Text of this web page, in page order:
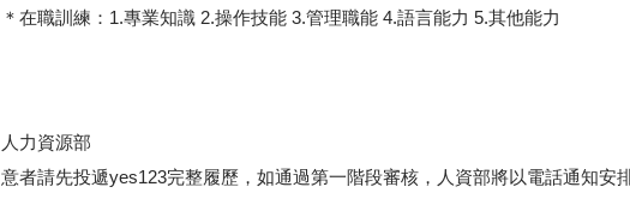
＊在職訓練：1.專業知識 2.操作技能 3.管理職能 4.語言能力 5.其他能力
人力資源部
意者請先投遞yes123完整履歷，如通過第一階段審核，人資部將以電話通知安排